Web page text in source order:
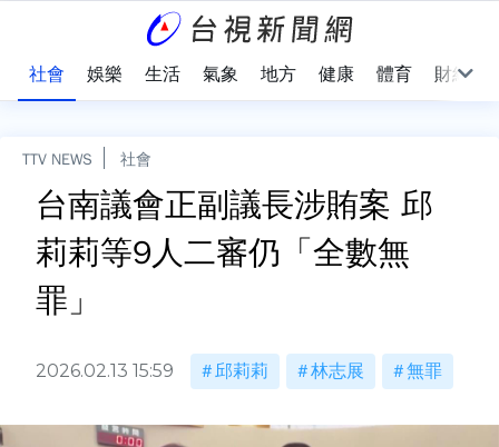
社會 娛樂 生活 氣象 地方 健康 體育 財經
TTV NEWS 社會
台南議會正副議長涉賄案 邱
莉莉等9人二審仍「全數無
罪」
2026.02.13 15:59 邱莉莉 林志展 無罪